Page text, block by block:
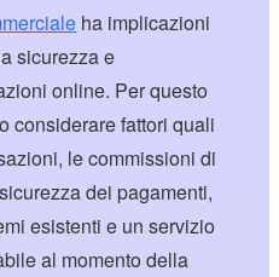
ha implicazioni
sicurezza e
online. Per questo
considerare fattori quali
le commissioni di
dei pagamenti,
esistenti e un servizio
al momento della